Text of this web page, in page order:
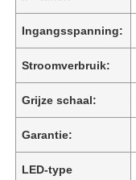
Ingangsspanning:
Stroomverbruik:
Grijze schaal:
Garantie:
LED-type